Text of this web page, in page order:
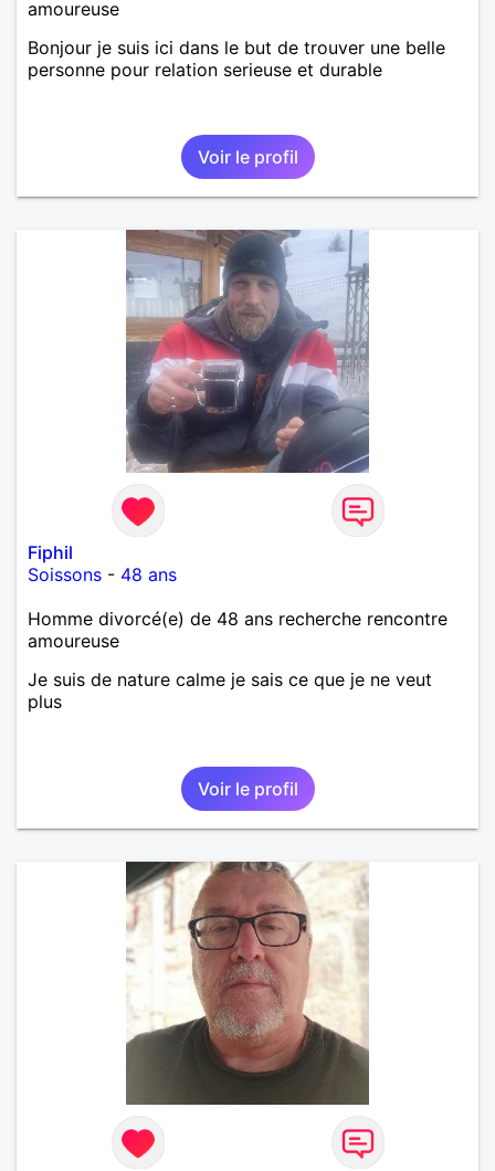
amoureuse
Bonjour je suis ici dans le but de trouver une belle
personne pour relation serieuse et durable
Voir le profil
Fiphil
Soissons - 48 ans
Homme divorcé(e) de 48 ans recherche rencontre
amoureuse
Je suis de nature calme je sais ce que je ne veut
plus
Voir le profil